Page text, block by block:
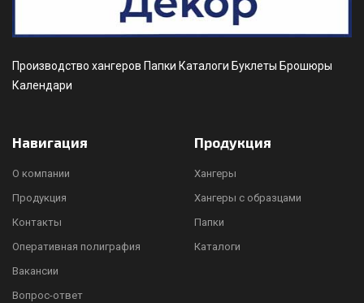
Производство хангеров Папки Каталоги Буклеты Брошюры
Календари
Навигация
О компании
Продукция
Контакты
Оперативная полиграфия
Вакансии
Вопрос-ответ
Продукция
Хангеры
Хангеры с образцами
Папки
Каталоги